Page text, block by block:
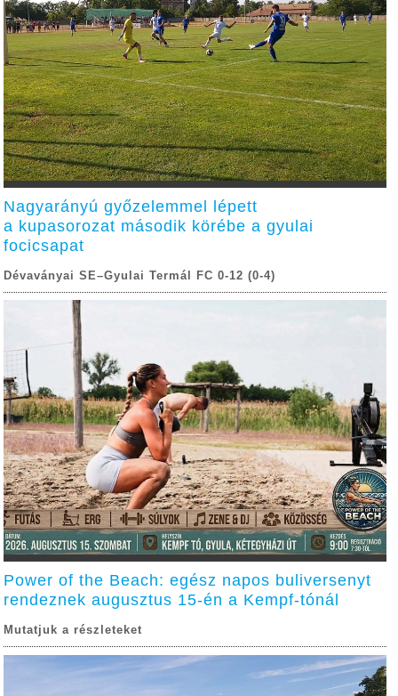
Nagyarányú győzelemmel lépett
a kupasorozat második körébe a gyulai
focicsapat
Dévaványai SE–Gyulai Termál FC 0-12 (0-4)
Power of the Beach: egész napos buliversenyt
rendeznek augusztus 15-én a Kempf-tónál
Mutatjuk a részleteket